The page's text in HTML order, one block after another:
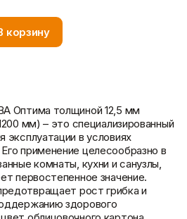
Профиль
Показать больше
Сетки/Стеклообои
Малярные ленты
Стеклообои/Флизелин
корзину
Оптима толщиной 12,5 мм
мм) – это специализированный
эксплуатации в условиях
применение целесообразно в
комнаты, кухни и санузлы,
первостепенное значение.
рост грибка и
здорового